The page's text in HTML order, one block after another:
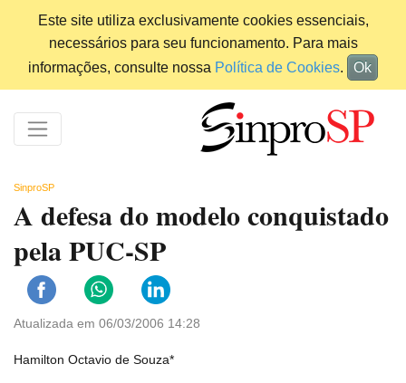
Este site utiliza exclusivamente cookies essenciais,
necessários para seu funcionamento. Para mais
informações, consulte nossa Política de Cookies. Ok
SinproSP
A defesa do modelo conquistado
pela PUC-SP
Atualizada em 06/03/2006 14:28
Hamilton Octavio de Souza*